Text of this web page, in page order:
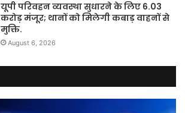
यूपी परिवहन व्यवस्था सुधारने के लिए 6.03
करोड़ मंजूर; थानों को मिलेगी कबाड़ वाहनों से
मुक्ति.
August 6, 2026